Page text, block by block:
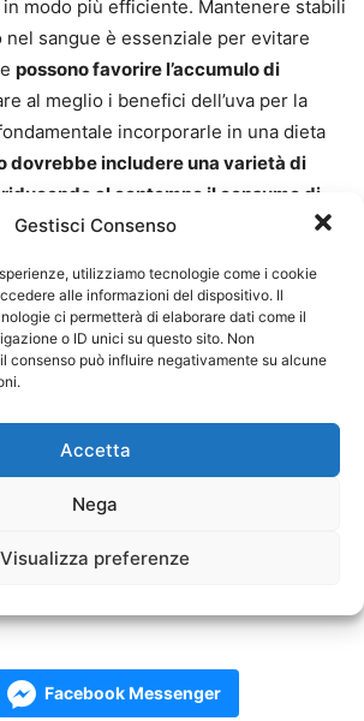
Gestisci Consenso
utilizziamo tecnologie come i cookie
alle informazioni del dispositivo. Il
ci permetterà di elaborare dati come il
o ID unici su questo sito. Non
consenso può influire negativamente su alcune
Accetta
Nega
Visualizza preferenze
in modo più efficiente. Mantenere stabili
sangue è essenziale per evitare
possono favorire l’accumulo di
al meglio i benefici dell’uva per la
incorporarle in una dieta
dovrebbe includere una varietà di
al contempo il consumo di
alto contenuto calorico
uva può essere un valido alleato
grazie ai suoi numerosi benefici per la
sottolineare che il successo
deriva da una combinazione di una
. L’uva può certamente svolgere
questo contesto, contribuendo a
di perdita di peso più gustoso e
Facebook Messenger